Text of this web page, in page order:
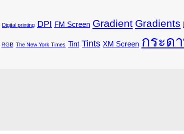
Digital printing DPI FM Screen Gradient Gradients
RGB The New York Times Tint Tints XM Screen กระด